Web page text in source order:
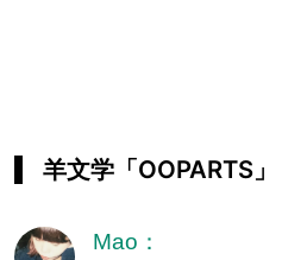
羊文学「OOPARTS」
Mao：